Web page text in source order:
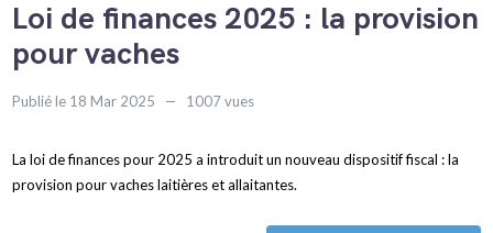
Loi de finances 2025 : la provision
pour vaches
Publié le 18 Mar 2025 1007 vues
La loi de finances pour 2025 a introduit un nouveau dispositif fiscal : la
provision pour vaches laitières et allaitantes.